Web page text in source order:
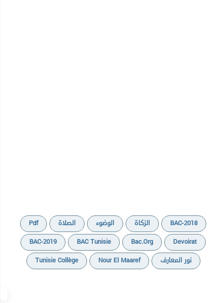
Pdf الصلاة الوضوء الزكاة
BAC-2018
BAC-2019
BAC Tunisie Bac.org
Devoirat
Tunisie Collège
Nour El Maaref نور المعارف